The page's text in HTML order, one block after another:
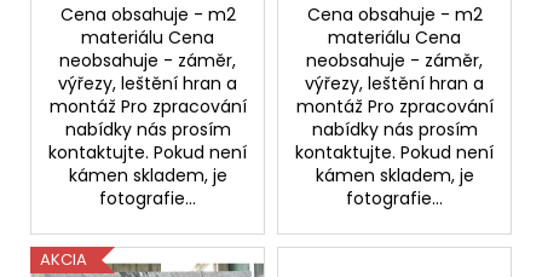
Cena obsahuje - m2
materiálu Cena
neobsahuje - záměr,
výřezy, leštění hran a
montáž Pro zpracování
nabídky nás prosím
kontaktujte. Pokud není
kámen skladem, je
fotografie...
Cena obsahuje - m2
materiálu Cena
neobsahuje - záměr,
výřezy, leštění hran a
montáž Pro zpracování
nabídky nás prosím
kontaktujte. Pokud není
kámen skladem, je
fotografie...
AKCIA
HLEDAT
r